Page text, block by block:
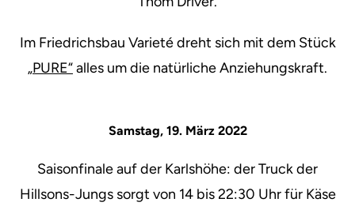
Im Friedrichsbau Varieté dreht sich mit dem Stück
„PURE“alles um die natürliche Anziehungskraft.
Samstag, 19. März 2022
Saisonfinale auf der Karlshöhe: der Truck der
Hillsons-Jungs sorgt von 14 bis 22:30 Uhr für Käse